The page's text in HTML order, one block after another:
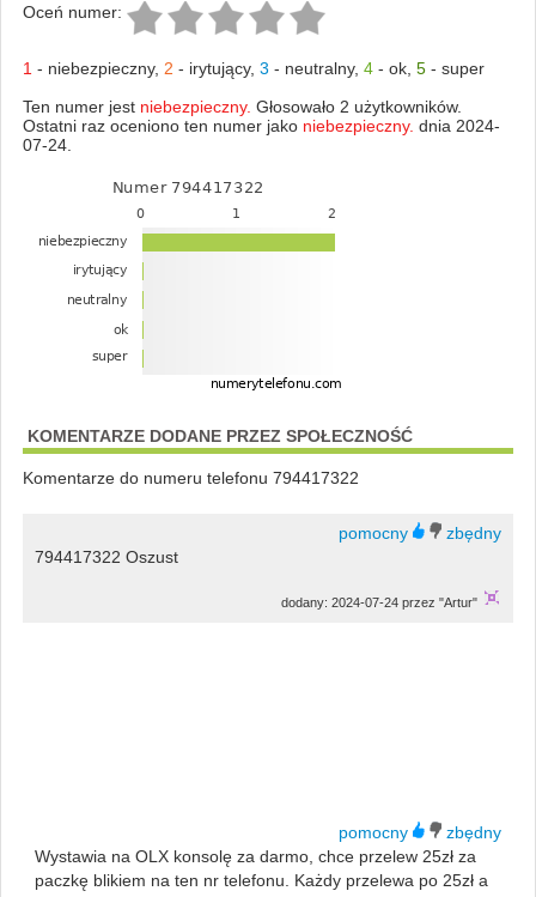
Oceń numer:
1 - niebezpieczny, 2 - irytujący, 3 - neutralny, 4- ok, 5- super
Ten numer jest niebezpieczny. Głosowało 2 użytkowników.
Ostatni raz oceniono ten numer jako niebezpieczny. dnia 2024-
07-24.
KOMENTARZE DODANE PRZEZ SPOŁECZNOŚĆ
Komentarze do numeru telefonu 794417322
794417322 Oszust
dodany: 2024-07-24 przez "Artur"
Wystawia na OLX konsolę za darmo, chce przelew 25zł za
paczkę blikiem na ten nr telefonu. Każdy przelewa po 25zł a